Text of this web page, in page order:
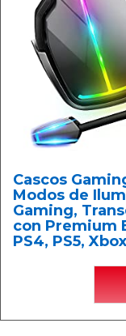
Cascos
Modos de
Gaming,
con Premium
PS4, PS5,